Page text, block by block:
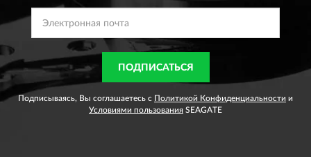
ПОДПИСАТЬСЯ
Подписываясь, Вы соглашаетесь с Политикой Конфиденциальности и
Условиями пользования SEAGATE